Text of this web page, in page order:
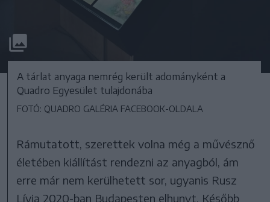
A tárlat anyaga nemrég került adományként a
Quadro Egyesület tulajdonába
FOTÓ: QUADRO GALÉRIA FACEBOOK-OLDALA
Rámutatott, szerettek volna még a művésznő
életében kiállítást rendezni az anyagból, ám
erre már nem kerülhetett sor, ugyanis Rusz
Lívia 2020-ban Budapesten elhunyt. Később